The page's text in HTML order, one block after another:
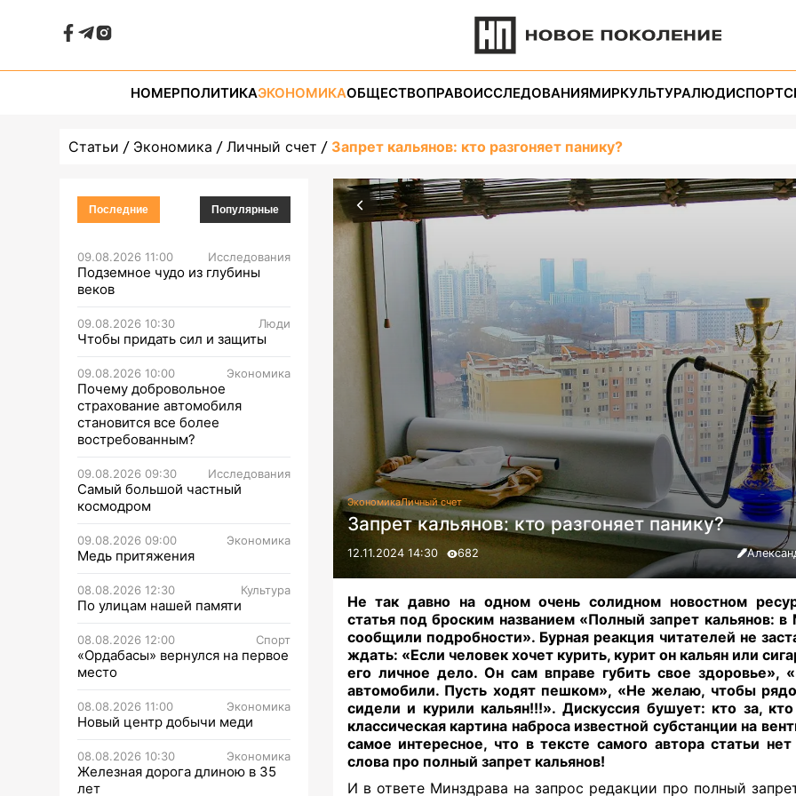
НОМЕРПОЛИТИКАЭКОНОМИКАОБЩЕСТВОПРАВОИССЛЕДОВАНИЯМИРКУЛЬТУРАЛЮДИСПОРТ
Статьи Экономика Личный счет Запрет кальянов: кто разгоняет панику?
Последние Популярные
09.08.2026 11:00 Исследования
Подземное чудо из глубины
веков
09.08.2026 10:30 Люди
Чтобы придать сил и защиты
09.08.2026 10:00 Экономика
Почему добровольное
страхование автомобиля
становится все более
востребованным?
09.08.2026 09:30 Исследования
Самый большой частный
космодром
09.08.2026 09:00 Экономика
Медь притяжения
08.08.2026 12:30 Культура
По улицам нашей памяти
08.08.2026 12:00 Спорт
«Ордабасы» вернулся на первое
место
08.08.2026 11:00 Экономика
Новый центр добычи меди
08.08.2026 10:30 Экономика
Железная дорога длиною в 35
лет
ЭкономикаЛичный счет
Запрет кальянов: кто разгоняет панику?
12.11.2024 14:30 682
Не так давно на одном очень солидном новостном
статья под броским названием «Полный запрет кальянов: в
сообщили подробности». Бурная реакция читателей не
ждать: «Если человек хочет курить, курит он кальян или
его личное дело. Он сам вправе губить свое здоровье»,
автомобили. Пусть ходят пешком», «Не желаю, чтобы
сидели и курили кальян!!!». Дискуссия бушует: кто за,
классическая картина наброса известной субстанции на
самое интересное, что в тексте самого автора статьи
слова про полный запрет кальянов!
И в ответе Минздрава на запрос редакции про полный